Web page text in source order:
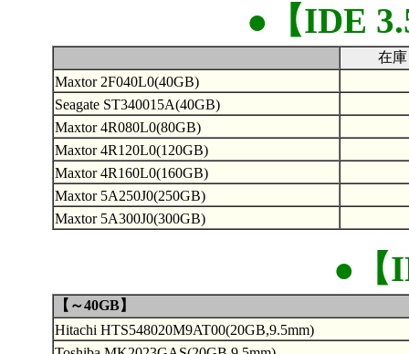
●【IDE
在
Maxtor 2F040L0(40GB)
Seagate ST340015A(40GB)
Maxtor 4R080L0(80GB)
Maxtor 4R120L0(120GB)
Maxtor 4R160L0(160GB)
Maxtor 5A250J0(250GB)
Maxtor 5A300J0(300GB)
●【
【～40GB】
Hitachi HTS548020M9AT00(20GB,9.5mm)